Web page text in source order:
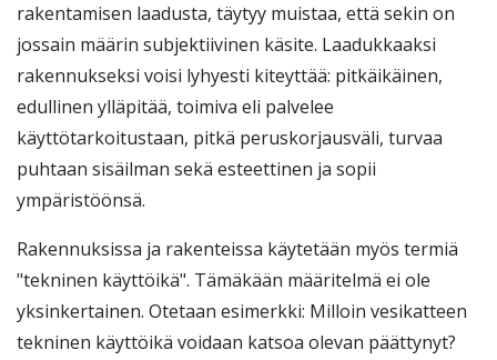
rakentamisen laadusta, täytyy muistaa, että sekin on
jossain määrin subjektiivinen käsite. Laadukkaaksi
rakennukseksi voisi lyhyesti kiteyttää: pitkäikäinen,
edullinen ylläpitää, toimiva eli palvelee
käyttötarkoitustaan, pitkä peruskorjausväli, turvaa
puhtaan sisäilman sekä esteettinen ja sopii
ympäristöönsä.
Rakennuksissa ja rakenteissa käytetään myös termiä
"tekninen käyttöikä". Tämäkään määritelmä ei ole
yksinkertainen. Otetaan esimerkki: Milloin vesikatteen
tekninen käyttöikä voidaan katsoa olevan päättynyt?